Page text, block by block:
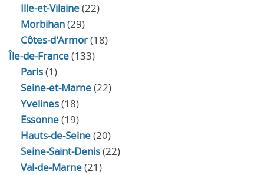
Ille-et-Vilaine(22)
Morbihan(29)
Côtes-d'Armor(18)
Île-de-France(133)
Paris(1)
Seine-et-Marne(22)
Yvelines(18)
Essonne(19)
Hauts-de-Seine(20)
Seine-Saint-Denis(22)
Val-de-Marne(21)